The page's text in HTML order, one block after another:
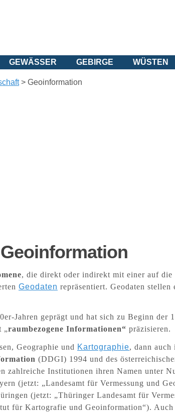
GEWÄSSER GEBIRGE WÜSTEN
> Geoinformation
Geoinformation
, die direkt oder indirekt mit einer auf
Geodaten repräsentiert. Geodaten stellen
Jahren geprägt und hat sich zu Beginn der
„raumbezogene Informationen“ präzisieren.
Geographie und Kartographie, dann auch
(DDGI) 1994 und des
zahlreiche Institutionen ihren Namen unter
(jetzt: „Landesamt für Vermessung und
(jetzt: „Thüringer Landesamt für
für Kartografie und Geoinformation“). Auch